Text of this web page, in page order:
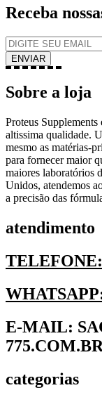
Receba
Sobre a loja
Proteus
altissima qualidade.
mesmo as matérias-
para fornecer maior
maiores laboratórios
Unidos, atendemos
a precisão das
atendimento
TELEFONE:
E-MAIL:
775.COM.BR
categorias